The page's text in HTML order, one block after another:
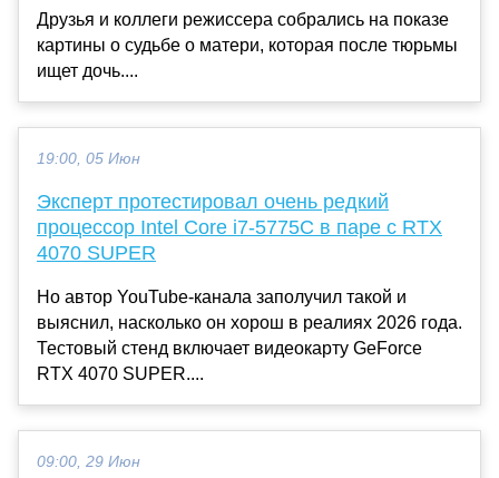
Друзья и коллеги режиссера собрались на показе
картины о судьбе о матери, которая после тюрьмы
ищет дочь....
19:00, 05 Июн
Эксперт протестировал очень редкий
процессор Intel Core i7-5775C в паре с RTX
4070 SUPER
Но автор YouTube-канала заполучил такой и
выяснил, насколько он хорош в реалиях 2026 года.
Тестовый стенд включает видеокарту GeForce
RTX 4070 SUPER....
09:00, 29 Июн